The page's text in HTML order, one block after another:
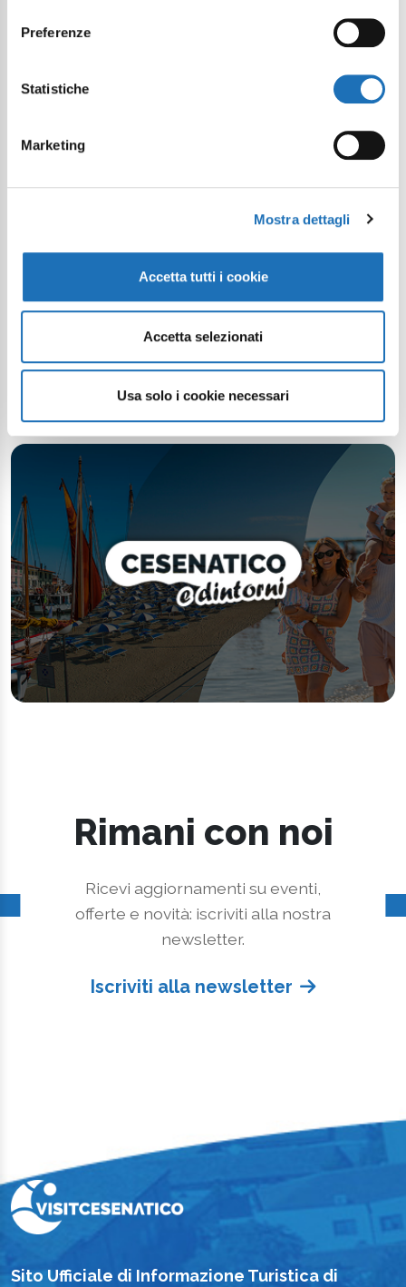
Preferenze
Statistiche
Marketing
Mostra dettagli
Accetta tutti i cookie
Accetta selezionati
Usa solo i cookie necessari
Rimani con noi
Ricevi aggiornamenti su eventi,
offerte e novità: iscriviti alla nostra
newsletter.
Iscriviti alla newsletter
Sito Ufficiale di Informazione Turistica di